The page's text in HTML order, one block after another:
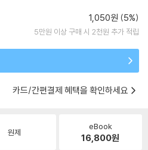
1,050원 (5%)
5만원 이상 구매 시 2천원 추가 적립
카드/간편결제 혜택을 확인하세요
원제
eBook
16,800원